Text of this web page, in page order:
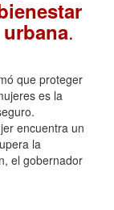
.
que proteger
es la
encuentra un
la
el gobernador